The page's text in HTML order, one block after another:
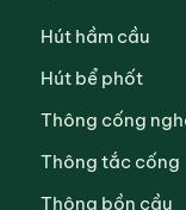
Hút hầm cầu
Hút bể phốt
Thông cống
Thông tắc cống
Thông bồn cầu